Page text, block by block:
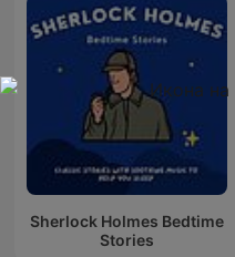
Sherlock Holmes Bedtime
Stories